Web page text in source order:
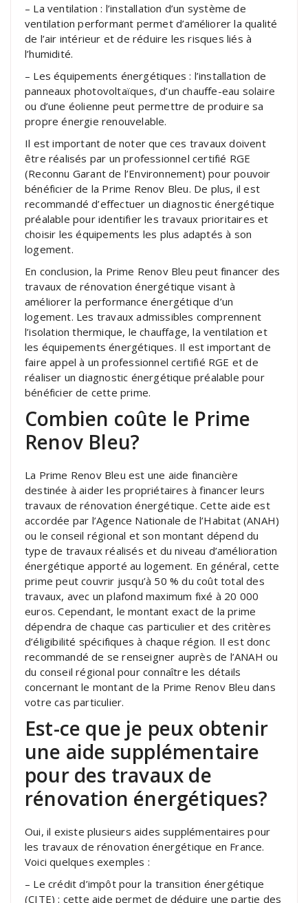
– La ventilation : l’installation d’un système de
ventilation performant permet d’améliorer la qualité
de l’air intérieur et de réduire les risques liés à
l’humidité.
– Les équipements énergétiques : l’installation de
panneaux photovoltaïques, d’un chauffe-eau solaire
ou d’une éolienne peut permettre de produire sa
propre énergie renouvelable.
Il est important de noter que ces travaux doivent
être réalisés par un professionnel certifié RGE
(Reconnu Garant de l’Environnement) pour pouvoir
bénéficier de la Prime Renov Bleu. De plus, il est
recommandé d’effectuer un diagnostic énergétique
préalable pour identifier les travaux prioritaires et
choisir les équipements les plus adaptés à son
logement.
En conclusion, la Prime Renov Bleu peut financer des
travaux de rénovation énergétique visant à
améliorer la performance énergétique d’un
logement. Les travaux admissibles comprennent
l’isolation thermique, le chauffage, la ventilation et
les équipements énergétiques. Il est important de
faire appel à un professionnel certifié RGE et de
réaliser un diagnostic énergétique préalable pour
bénéficier de cette prime.
Combien coûte le Prime
Renov Bleu?
La Prime Renov Bleu est une aide financière
destinée à aider les propriétaires à financer leurs
travaux de rénovation énergétique. Cette aide est
accordée par l’Agence Nationale de l’Habitat (ANAH)
ou le conseil régional et son montant dépend du
type de travaux réalisés et du niveau d’amélioration
énergétique apporté au logement. En général, cette
prime peut couvrir jusqu’à 50 % du coût total des
travaux, avec un plafond maximum fixé à 20 000
euros. Cependant, le montant exact de la prime
dépendra de chaque cas particulier et des critères
d’éligibilité spécifiques à chaque région. Il est donc
recommandé de se renseigner auprès de l’ANAH ou
du conseil régional pour connaître les détails
concernant le montant de la Prime Renov Bleu dans
votre cas particulier.
Est-ce que je peux obtenir
une aide supplémentaire
pour des travaux de
rénovation énergétiques?
Oui, il existe plusieurs aides supplémentaires pour
les travaux de rénovation énergétique en France.
Voici quelques exemples :
– Le crédit d’impôt pour la transition énergétique
(CITE) : cette aide permet de déduire une partie des